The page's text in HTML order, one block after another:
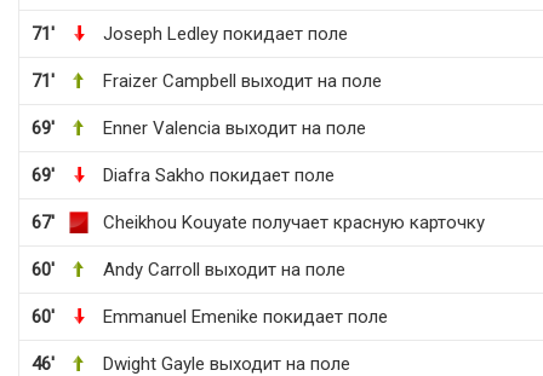
71' Joseph Ledley покидает поле
71' Fraizer Campbell выходит на поле
69' Enner Valencia выходит на поле
69' Diafra Sakho покидает поле
67' Cheikhou Kouyate получает красную карточку
60' Andy Carroll выходит на поле
60' Emmanuel Emenike покидает поле
46' Dwight Gayle выходит на поле